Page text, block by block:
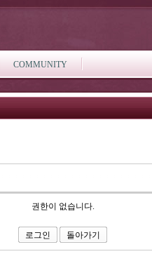
COMMUNITY
권한이 없습니다.
로그인 돌아가기